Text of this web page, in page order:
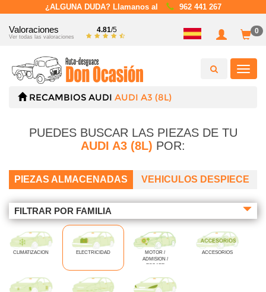
¿ALGUNA DUDA? Llamanos al 962 441 267
Valoraciones
Ver todas las valoraciones
4.81/5 0
RECAMBIOS AUDI AUDI A3 (8L)
PUEDES BUSCAR LAS PIEZAS DE TU
AUDI A3 (8L) POR:
PIEZAS ALMACENADAS VEHICULOS DESPIECE
FILTRAR POR FAMILIA
CLIMATIZACION ELECTRICIDAD
MOTOR /
ADMISION /
ESCAPE
ACCESORIOS